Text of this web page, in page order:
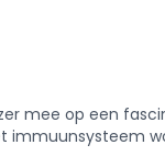
mee op een
immuunsysteem